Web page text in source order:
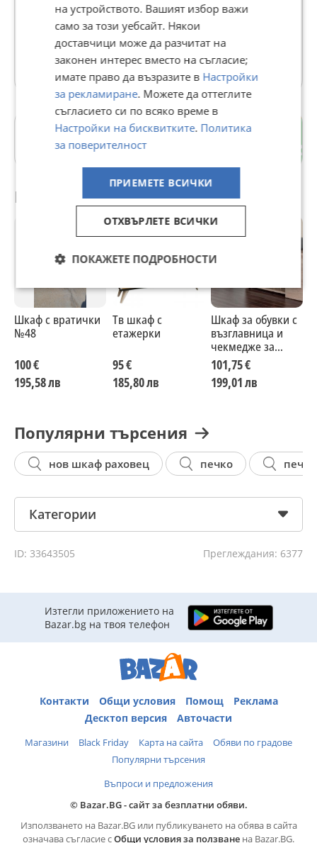
Телефон(и):0895037678
https://www.alo.bg/users/mebelikrasi.m
501 Обяви
Тракия
гр. Пловдив
Препоръчани за теб
Шкаф с вратички
№48
100 €
195,58 лв
Тв шкаф с
етажерки
95 €
185,80 лв
Шкаф за обувки с
възглавница и
чекмедже за
принадлежности
101,75 €
199,01 лв
Популярни търсения
нов шкаф раховец печко
Категории
ID: 33643505 Преглеждания: 6377
Изтегли приложението на
Bazar.bg на твоя телефон
Контакти Общи условия Помощ
Реклама
Десктоп версия
Авточасти
Магазини Black Friday Карта на сайта
Обяви по градове
Популярни търсения
Въпроси и предложения
© Bazar.BG - сайт за безплатни обяви.
Използването на Bazar.BG или публикуването на обява в сайта
означава съгласие сОбщи условия за ползване на Bazar.BG.
на устройството. Вашият избор важи
само за този уебсайт. Някои
доставчици може да разчитат на
законен интерес вместо на съгласие;
имате право да възразите в Настройки
за рекламиране. Можете да оттеглите
съгласието си по всяко време в
Настройки на бисквитките. Политика
за поверителност
ПРИЕМЕТЕ ВСИЧКИ
ОТХВЪРЛЕТЕ ВСИЧКИ
ПОКАЖЕТЕ ПОДРОБНОСТИ